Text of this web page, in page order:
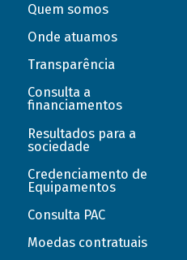
Quem somos
Onde atuamos
Transparência
Consulta a
financiamentos
Resultados para a
sociedade
Credenciamento de
Equipamentos
Consulta PAC
Moedas contratuais